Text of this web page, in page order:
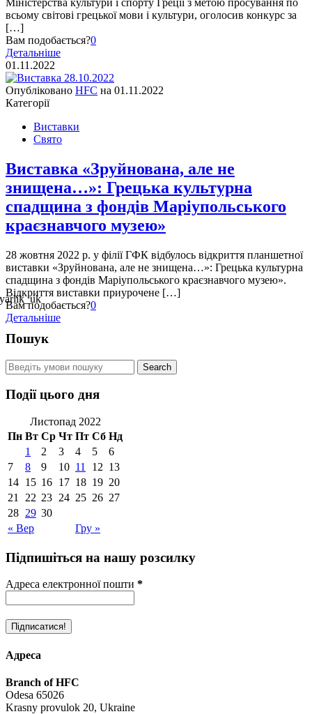
Міністерства культури і спорту Греції з метою просування по
всьому світові грецької мови і культури, оголосив конкурс за
[…]
Вам подобається?0
Детальніше
01.11.2022
Опубліковано HFC на 01.11.2022
Категорії
Виставки
Свято
Виставка «Зруйнована, але не
знищена…»: Грецька культурна
спадщина з фондів Маріупольського
краєзнавчого музею»
28 жовтня 2022 р. у філії ГФК відбулось відкриття планшетної
виставки «Зруйнована, але не знищена…»: Грецька культурна
спадщина з фондів Маріупольського краєзнавчого музею».
Відкриття виставки приурочене […]
Вам подобається?0
Детальніше
Пошук
Події цього дня
Листопад 2022
Пн Вт Ср Чт Пт Сб Нд
« Вер Гру »
1 2 3 4 5
6
7
8 9 10 11 12 13
14 15 16 17 18 19 20
21
22 23 24 25 26 27
28 29 30
Підпишіться на нашу розсилку
Адреса електронної пошти *
Адреса
Branch of HFC
Odesa 65026
Krasny provulok 20, Ukraine